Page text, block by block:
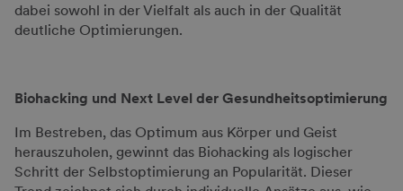
dabei sowohl in der Vielfalt als auch in der Qualität
deutliche Optimierungen.
Biohacking und Next Level der Gesundheitsoptimierung
Im Bestreben, das Optimum aus Körper und Geist
herauszuholen, gewinnt das Biohacking als logischer
Schritt der Selbstoptimierung an Popularität. Dieser